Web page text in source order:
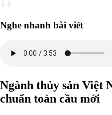
Nghe nhanh bài viết
Ngành thủy sản Việt
chuẩn toàn cầu mới